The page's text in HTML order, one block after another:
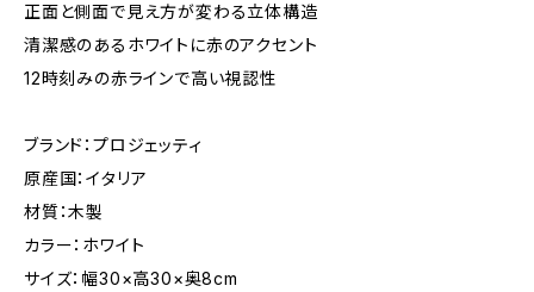
正面と側面で見え方が変わる立体構造
清潔感のあるホワイトに赤のアクセント
12時刻みの赤ラインで高い視認性
ブランド：プロジェッティ
原産国：イタリア
材質：木製
カラー：ホワイト
サイズ：幅30×高30×奥8cm